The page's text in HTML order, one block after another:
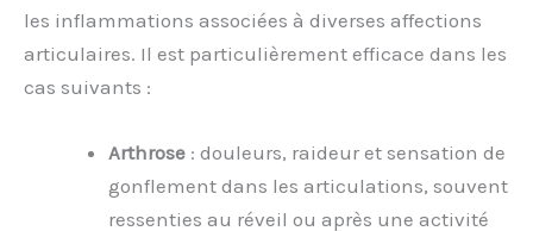
les inflammations associées à diverses affections
articulaires. Il est particulièrement efficace dans les
cas suivants :
Arthrose : douleurs, raideur et sensation de
gonflement dans les articulations, souvent
ressenties au réveil ou après une activité